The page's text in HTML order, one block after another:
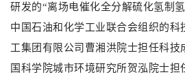
研发的“离场电催化全分解硫化氢制
中国石油和化学工业联合会组织的科
工集团有限公司曹湘洪院士担任科技
国科学院城市环境研究所贺泓院士担